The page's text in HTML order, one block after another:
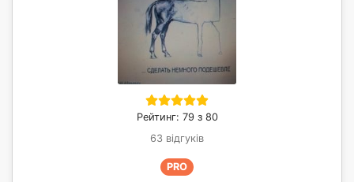
Рейтинг: 79 з 80
63 відгуків
PRO